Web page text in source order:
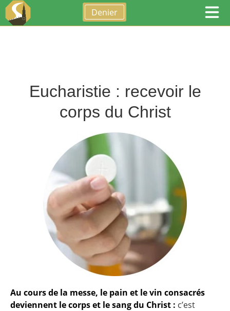
Denier
Eucharistie : recevoir le
corps du Christ
Au cours de la messe, le pain et le vin consacrés
deviennent le corps et le sang du Christ : c’est